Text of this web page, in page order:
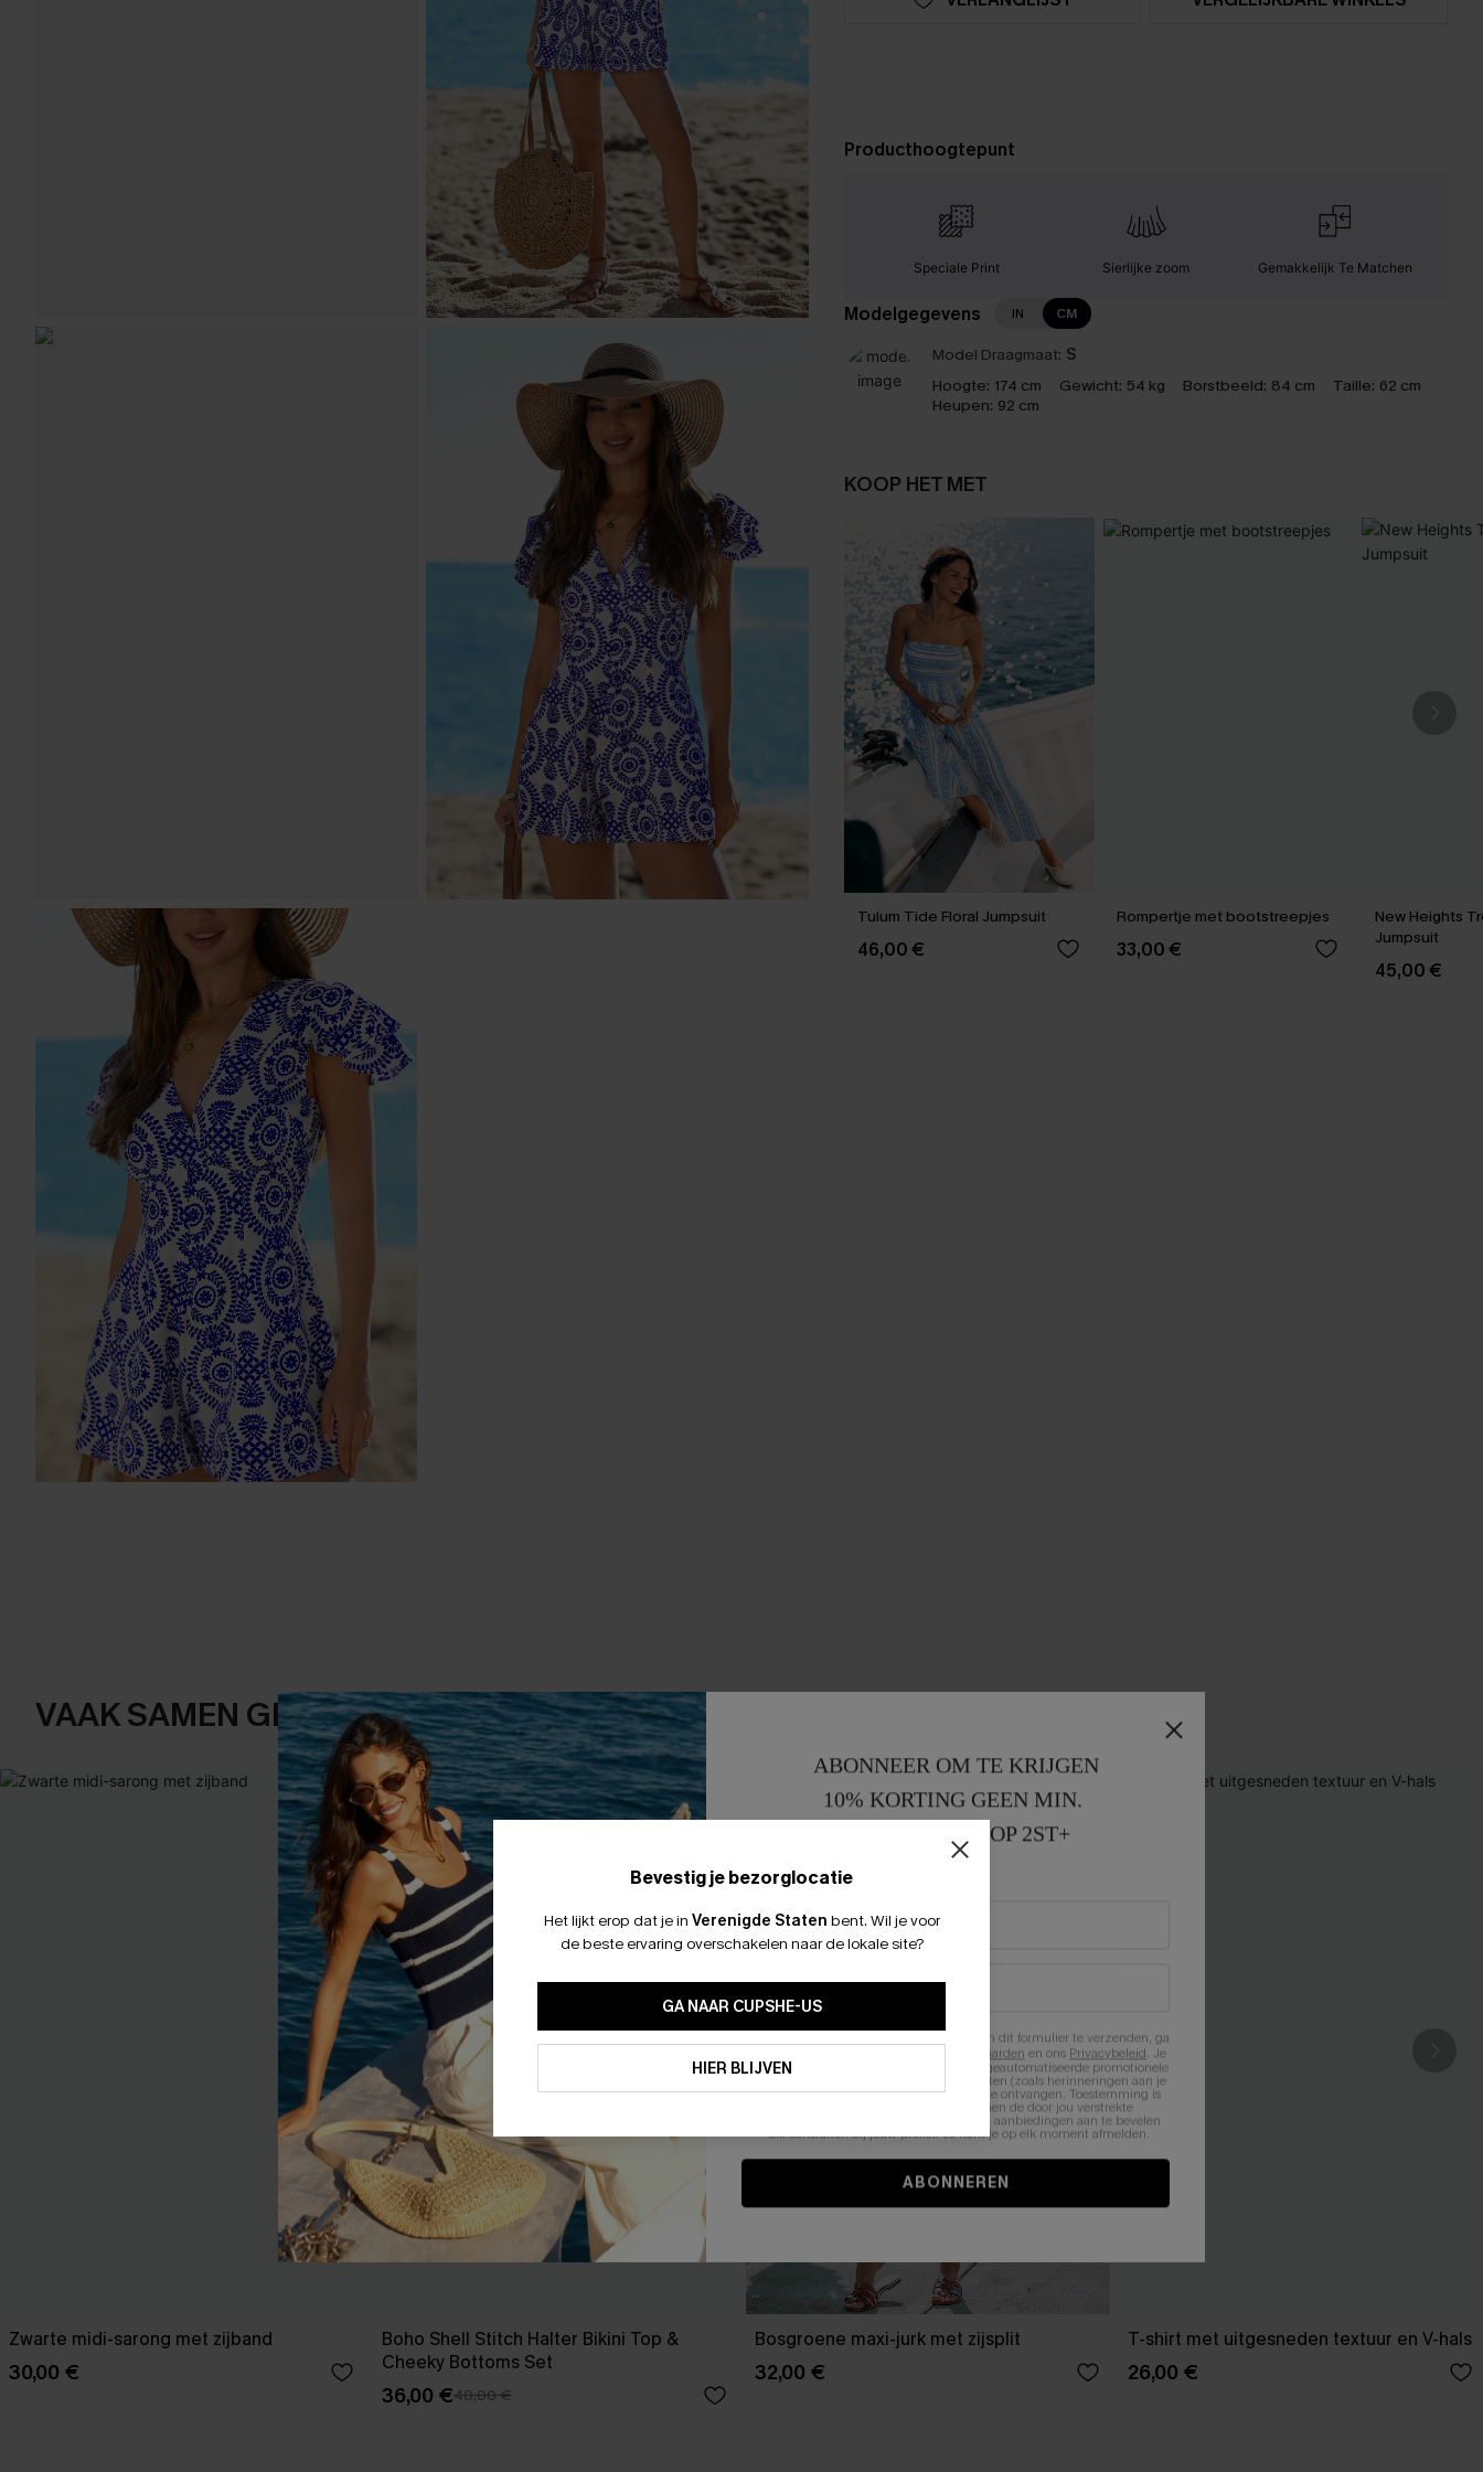
Producthoogtepunt
Speciale Print Sierlijke zoom Gemakkelijk Te Matchen
Modelgegevens IN CM
Model Draagmaat: S
Hoogte: 174 cm Gewicht: 54 kg Borstbeeld: 84 cm Taille: 62 cm
Heupen: 92 cm
KOOP HET MET
Tulum Tide Floral Jumpsuit
46,00 €
Rompertje met bootstreepjes
33,00 €
New Heights
Jumpsuit
45,00 €
VAAK SAMEN GEKOCHT
Zwarte midi-sarong met zijband
30,00 €
Boho Shell Stitch Halter Bikini Top &
Cheeky Bottoms Set
36,00 €40,00 €
Bosgroene maxi-jurk met zijsplit
32,00 €
T-shirt met uitgesneden textuur en V-hals
26,00 €
Bevestig je bezorglocatie
Het lijkt erop dat je in Verenigde Staten bent. Wil je voor
de beste ervaring overschakelen naar de lokale site?
GA NAAR CUPSHE-US
HIER BLIJVEN
ABONNEER OM TE KRIJGEN
10% KORTING GEEN MIN.
15% KORTING OP 2ST+
Door je contactgegevens in te vullen en dit formulier te verzenden, ga
Algemene Voorwaarden en ons Privacybeleid. Je
stemt er tevens mee in om herhaalde geautomatiseerde promotionele
en gepersonaliseerde marketingberichten (zoals herinneringen aan je
winkelwagen) en e-mails van Cupshe te ontvangen. Toestemming is
niet vereist voor een aankoop. We kunnen de door jou verstrekte
informatie gebruiken om producten en aanbiedingen aan te bevelen
die aansluiten bij jouw profiel. Je kunt je op elk moment afmelden.
ABONNEREN